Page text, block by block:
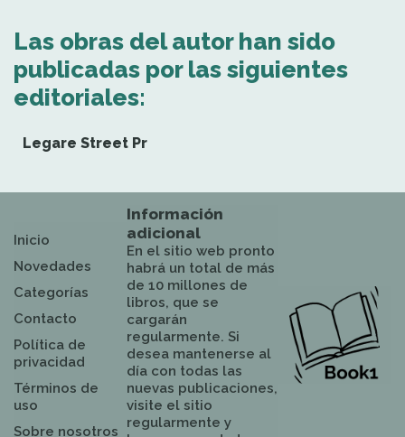
Las obras del autor han sido
publicadas por las siguientes
editoriales:
Legare Street Pr
Inicio
Novedades
Categorías
Contacto
Política de
privacidad
Términos de
uso
Sobre nosotros
Información
adicional
En el sitio web pronto
habrá un total de más
de 10 millones de
libros, que se
cargarán
regularmente. Si
desea mantenerse al
día con todas las
nuevas publicaciones,
visite el sitio
regularmente y